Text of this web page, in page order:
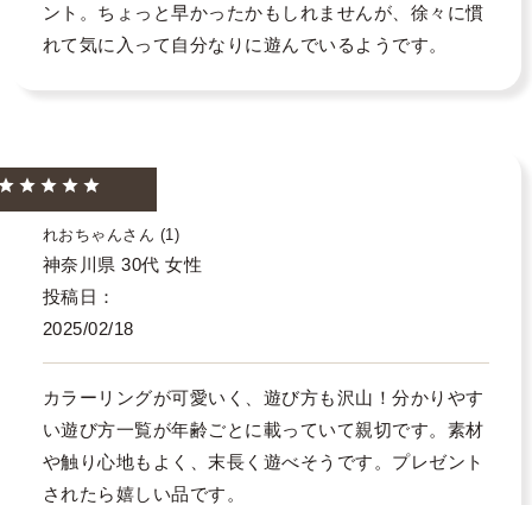
ント。ちょっと早かったかもしれませんが、徐々に慣
れて気に入って自分なりに遊んでいるようです。
れおちゃん 1
神奈川県 30代 女性
投稿日
2025/02/18
カラーリングが可愛いく、遊び方も沢山！分かりやす
い遊び方一覧が年齢ごとに載っていて親切です。素材
や触り心地もよく、末長く遊べそうです。プレゼント
されたら嬉しい品です。